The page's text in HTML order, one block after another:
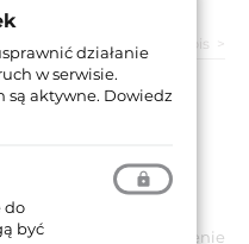
zaczepem.
Zobacz pełny opis
Na zamówienie
działanie
w serwisie.
są aktywne. Dowiedz
do
być